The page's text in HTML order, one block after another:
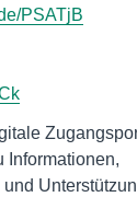
PSATjB
Informationen,